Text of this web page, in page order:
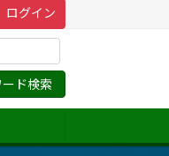
ログイン